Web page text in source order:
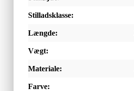
Stilladsklasse:
Længde:
Vægt:
Materiale:
Farve: